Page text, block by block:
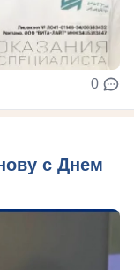
0
с Днем